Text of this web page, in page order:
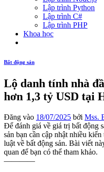
Lập trình Python
Lập trình C#
Lập trình PHP
Khoa học
Bất động sản
Lộ danh tính nhà
hơn 1,3 tỷ USD tại
Đăng vào 18/07/2025 bởi Mss.
Để đánh giá về giá trị bất động
sản bạn cần cập nhật nhiều
luật về bất động sản. Bài viết
quan để bạn có thể tham khảo.
————